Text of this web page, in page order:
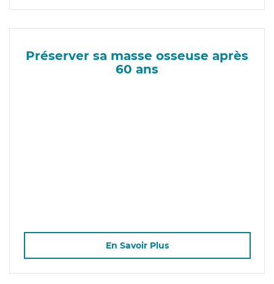
Préserver sa masse osseuse après
60 ans
En Savoir Plus